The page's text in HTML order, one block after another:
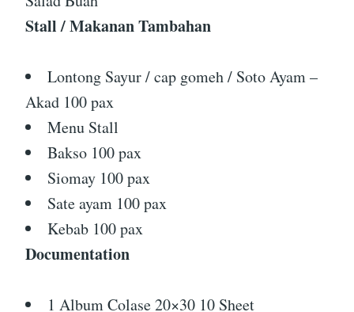
Stall / Makanan Tambahan
Lontong Sayur / cap gomeh / Soto Ayam –
Akad 100 pax
Menu Stall
Bakso 100 pax
Siomay 100 pax
Sate ayam 100 pax
Kebab 100 pax
Documentation
1 Album Colase 20×30 10 Sheet